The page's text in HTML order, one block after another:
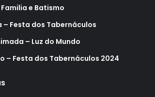
e Batismo
– Festa dos Tabernáculos
– Luz do Mundo
– Festa dos Tabernáculos 2024